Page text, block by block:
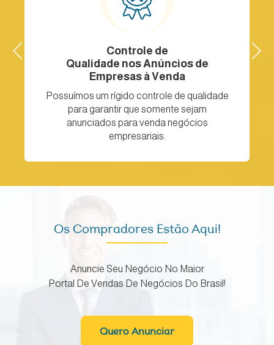
Previous
Facilidade para
Comprar uma Empresa
Devido a grande quantidade de anúncios de
empresas à venda aqui na Quero um
Negócio, você pode realizar a compra de
uma empresa de forma simples e rápida.
Next
Os Compradores Estão Aqui!
Anuncie Seu Negócio No Maior
Portal De Vendas De Negócios Do Brasil!
Quero Anunciar